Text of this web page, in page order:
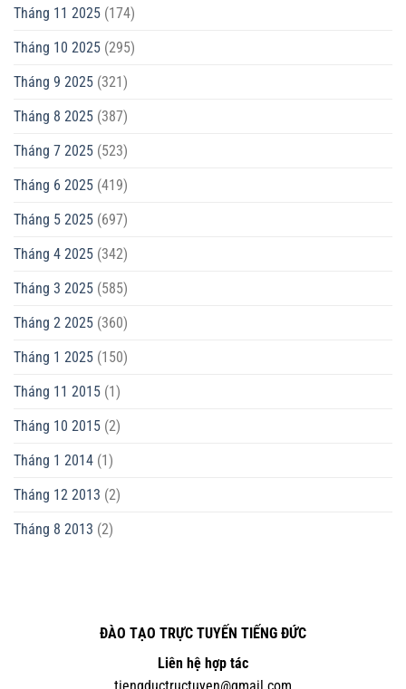
Tháng 11 2025 (174)
Tháng 10 2025 (295)
Tháng 9 2025 (321)
Tháng 8 2025 (387)
Tháng 7 2025 (523)
Tháng 6 2025 (419)
Tháng 5 2025 (697)
Tháng 4 2025 (342)
Tháng 3 2025 (585)
Tháng 2 2025 (360)
Tháng 1 2025 (150)
Tháng 11 2015 (1)
Tháng 10 2015 (2)
Tháng 1 2014 (1)
Tháng 12 2013 (2)
Tháng 8 2013 (2)
ĐÀO TẠO TRỰC TUYẾN TIẾNG ĐỨC
Liên hệ hợp tác